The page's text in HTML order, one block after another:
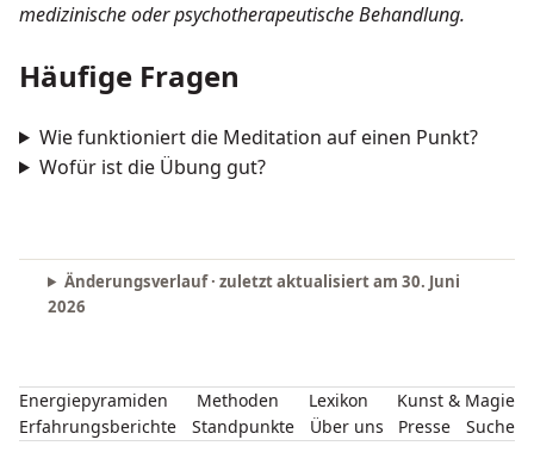
medizinische oder psychotherapeutische Behandlung.
Häufige Fragen
Wie funktioniert die Meditation auf einen Punkt?
Wofür ist die Übung gut?
Änderungsverlauf · zuletzt aktualisiert am 30. Juni
2026
Energiepyramiden Methoden Lexikon
Kunst & Magie
Erfahrungsberichte
Standpunkte Über uns Presse Suche